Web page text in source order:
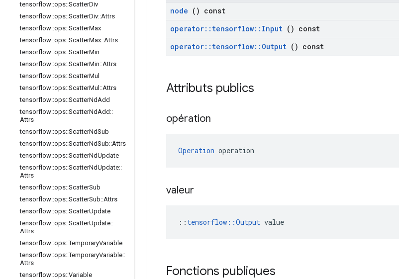
tensorflow::ops::ScatterDiv
tensorflow::ops::ScatterDiv::Attrs
tensorflow::ops::ScatterMax
tensorflow::ops::ScatterMax::Attrs
tensorflow::ops::ScatterMin
tensorflow::ops::ScatterMin::Attrs
tensorflow::ops::ScatterMul
tensorflow::ops::ScatterMul ::Attrs
tensorflow::ops::ScatterNdAdd
tensorflow::ops::ScatterNdAdd ::
Attrs
tensorflow::ops::ScatterNdSub
tensorflow::ops::ScatterNdSub::Attrs
tensorflow::ops::ScatterNdUpdate
tensorflow::ops::ScatterNdUpdate::
Attrs
tensorflow::ops::ScatterSub
tensorflow::ops::ScatterSub::Attrs
tensorflow::ops::ScatterUpdate
tensorflow::ops::ScatterUpdate::
Attrs
tensorflow::ops::TemporaryVariable
tensorflow::ops::TemporaryVariable::
Attrs
tensorflow::ops::Variable
node () const
operator:: tensorflow:: Input () const
operator:: tensorflow:: Output () const
Attributs publics
opération
Operation operation
valeur
:: tensorflow::Output value
Fonctions publiques